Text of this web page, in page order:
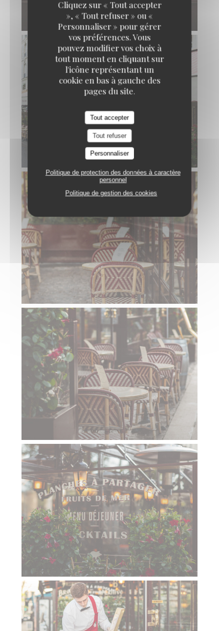
Cliquez sur « Tout accepter
», « Tout refuser » ou «
Personnaliser » pour gérer
vos préférences. Vous
pouvez modifier vos choix à
tout moment en cliquant sur
l'icône représentant un
cookie en bas à gauche des
pages du site.
Tout accepter
Tout refuser
Personnaliser
Politique de protection des données à caractère
personnel
Politique de gestion des cookies